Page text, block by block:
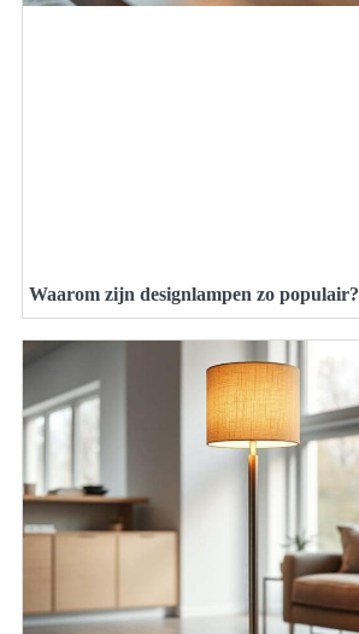
Waarom zijn designlampen zo populair?